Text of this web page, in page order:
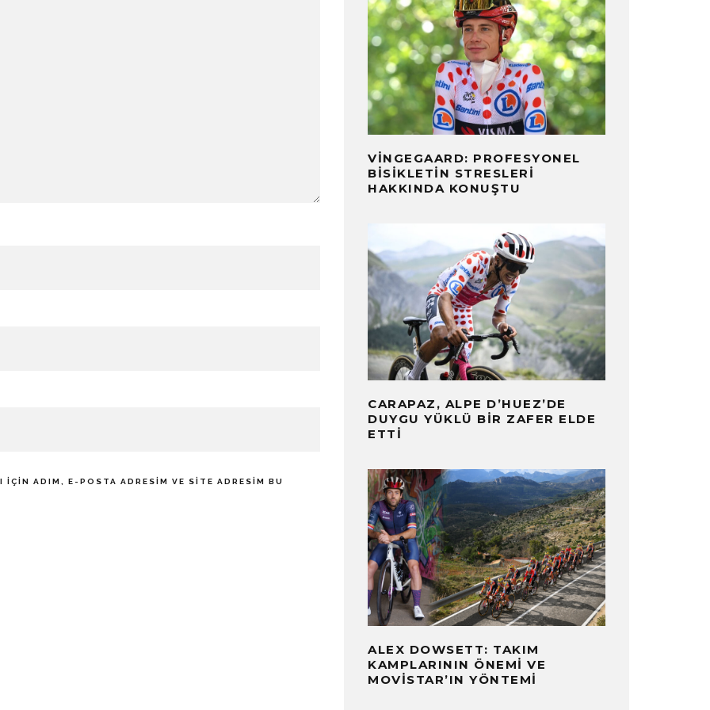
ADIM, E-POSTA ADRESIM VE SITE ADRESIM BU
VINGEGAARD: PROFESYONEL
BISIKLETIN STRESLERI
HAKKINDA KONUŞTU
CARAPAZ, ALPE D’HUEZ’DE
DUYGU YÜKLÜ BIR ZAFER ELDE
ETTI
ALEX DOWSETT: TAKIM
KAMPLARININ ÖNEMI VE
MOVISTAR’IN YÖNTEMI